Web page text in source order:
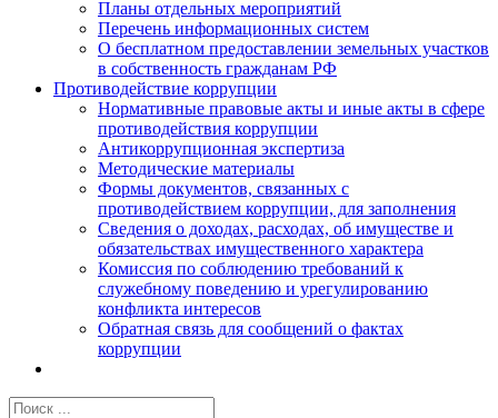
Планы отдельных мероприятий
Перечень информационных систем
О бесплатном предоставлении земельных участков
в собственность гражданам РФ
Противодействие коррупции
Нормативные правовые акты и иные акты в сфере
противодействия коррупции
Антикоррупционная экспертиза
Методические материалы
Формы документов, связанных с
противодействием коррупции, для заполнения
Сведения о доходах, расходах, об имуществе и
обязательствах имущественного характера
Комиссия по соблюдению требований к
служебному поведению и урегулированию
конфликта интересов
Обратная связь для сообщений о фактах
коррупции
Результат